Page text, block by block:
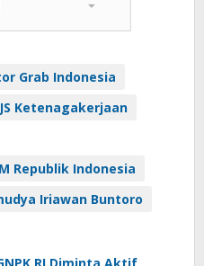
Grab Indonesia
Ketenagakerjaan
Republik Indonesia
Iriawan Buntoro
RI Diminta Aktif